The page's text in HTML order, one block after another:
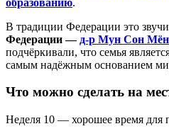
В традиции Федерации это
Федерации — д-р Мун Сон Мён
подчёркивали, что семья
самым надёжным основанием
Что можно сделать на
Неделя 10 — хорошее время для